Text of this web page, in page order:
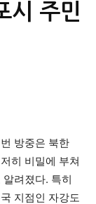
시 주민
방중은 북한
히 비밀에 부쳐
려졌다. 특히
지점인 자강도